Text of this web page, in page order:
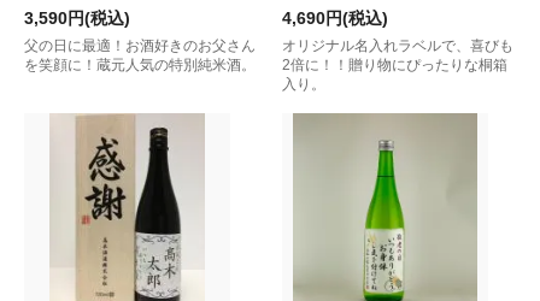
3,590円(税込)
父の日に最適！お酒好きのお父さん
を笑顔に！蔵元人気の特別純米酒。
4,690円(税込)
オリジナル名入れラベルで、喜びも
2倍に！！贈り物にぴったりな桐箱
入り。